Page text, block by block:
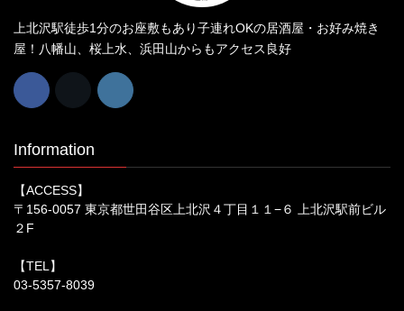
上北沢駅徒歩1分のお座敷もあり子連れOKの居酒屋・お好み焼き
屋！八幡山、桜上水、浜田山からもアクセス良好
Information
【ACCESS】
〒156-0057 東京都世田谷区上北沢４丁目１１−６ 上北沢駅前ビル
２F
【TEL】
03-5357-8039